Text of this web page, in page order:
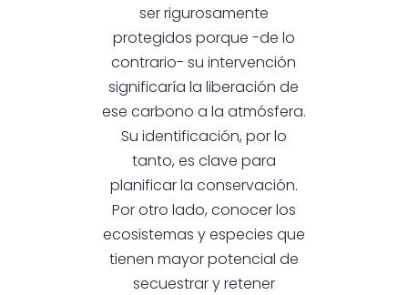
ser rigurosamente
protegidos porque -de lo
contrario- su intervención
significaría la liberación de
ese carbono a la atmósfera.
Su identificación, por lo
tanto, es clave para
planificar la conservación.
Por otro lado, conocer los
ecosistemas y especies que
tienen mayor potencial de
secuestrar y retener